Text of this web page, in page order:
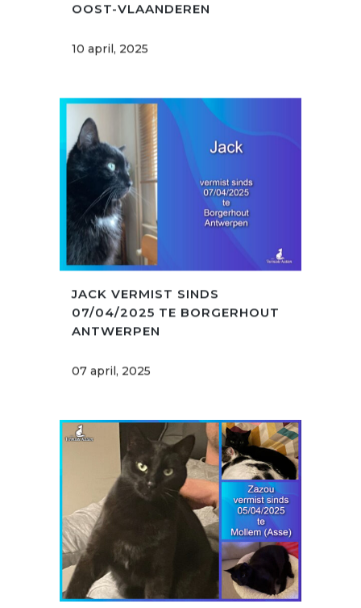
OOST-VLAANDEREN
10 april, 2025
JACK VERMIST SINDS
07/04/2025 TE BORGERHOUT
ANTWERPEN
07 april, 2025